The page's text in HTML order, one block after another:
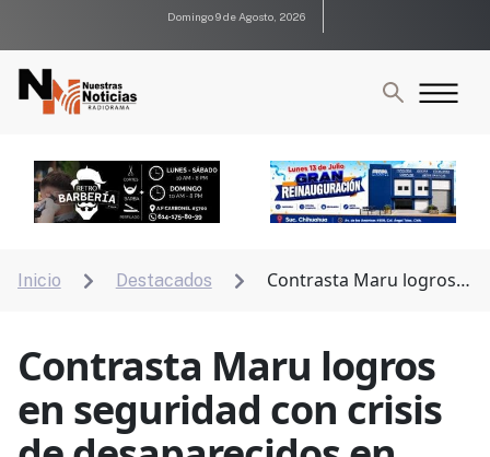
Domingo 9 de Agosto, 2026
Inicio  Destacados 
Contrasta Maru logros
Contrasta Maru logros
en seguridad con crisis